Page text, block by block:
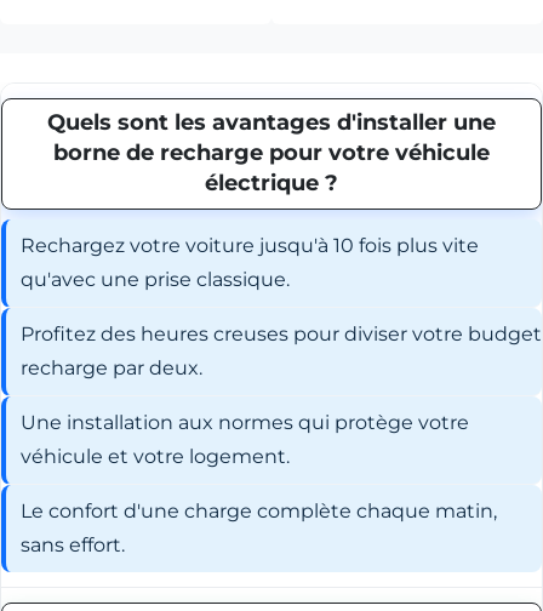
Quels sont les avantages d'installer une
borne de recharge pour votre véhicule
électrique ?
Rechargez votre voiture jusqu'à 10 fois plus vite
qu'avec une prise classique.
Profitez des heures creuses pour diviser votre budget
recharge par deux.
Une installation aux normes qui protège votre
véhicule et votre logement.
Le confort d'une charge complète chaque matin,
sans effort.